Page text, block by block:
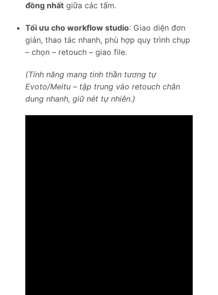
đồng nhấtgiữa các tấm.
Tối ưu cho workflow studio: Giao diện đơn
giản, thao tác nhanh, phù hợp quy trình chụp
– chọn – retouch – giao file.
(Tính năng mang tinh thần tương tự
Evoto/Meitu – tập trung vào retouch chân
dung nhanh, giữ nét tự nhiên.)